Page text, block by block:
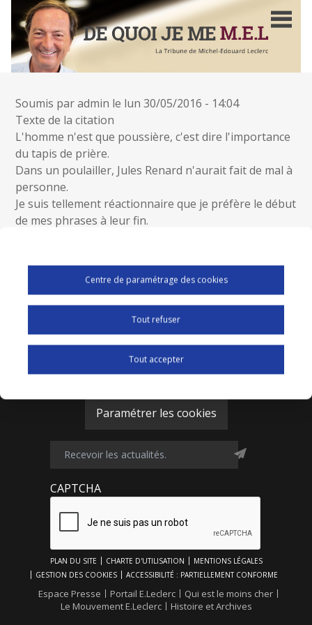
contenu
principal
Soumis paradmin le lun 30/05/2016 - 14:04
Texte de la citation
L'homme n'est que poussière, c'est dire l'importance
du tapis de prière.
Dans un poulailler, Jules Renard n'aurait fait de mal à
personne.
Je suis tellement réactionnaire que je préfère le début
de mes phrases à leur fin.
Affichage sur la page d'accueil
Top
PLAN DU SITE CHARTE D'UTILISATION
MENTIONS LÉGALES
GESTION DES COOKIES
ACCESSIBILITÉ : PARTIELLEMENT CONFORME
Footer
Bottom
Espace Presse Portail E.Leclerc
Qui est le moins cher
Le Mouvement E.Leclerc
Histoire et Archives
Paramétrer les cookies
CAPTCHA
Centre de paramétrage des cookies
Tout refuser
Tout accepter